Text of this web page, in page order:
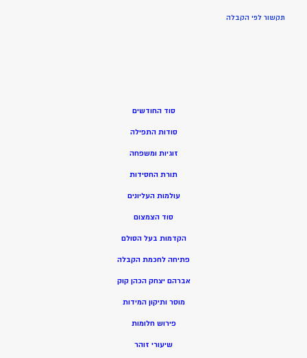
תקשור לפי הקבלה
סוד החודשים
סודות התפילה
זוגיות ומשפחה
תורת החסידות
עולמות העליונים
סוד הצמצום
הקדמות בעל הסולם
פתיחה לחכמת הקבלה
אברהם יצחק הכהן קוק
מוסר ותיקון המידות
פירוש חלומות
שיעורי זוהר